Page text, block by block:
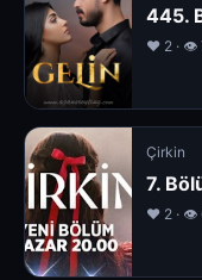
445.
❤️ 2 · 👁
Çirkin
7.
❤️ 2 · 👁